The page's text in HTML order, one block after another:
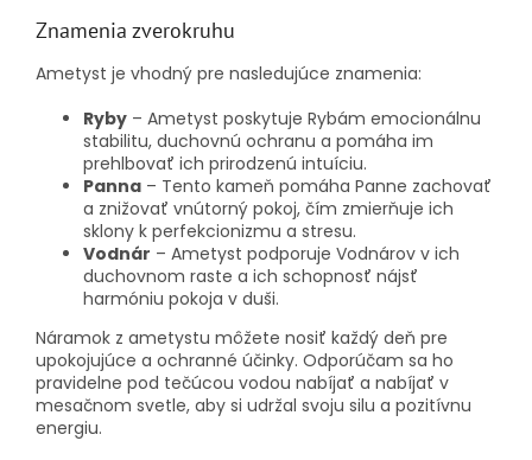
Znamenia zverokruhu
Ametyst je vhodný pre nasledujúce znamenia:
Ryby – Ametyst poskytuje Rybám emocionálnu
stabilitu, duchovnú ochranu a pomáha im
prehlbovať ich prirodzenú intuíciu.
Panna – Tento kameň pomáha Panne zachovať
a znižovať vnútorný pokoj, čím zmierňuje ich
sklony k perfekcionizmu a stresu.
Vodnár – Ametyst podporuje Vodnárov v ich
duchovnom raste a ich schopnosť nájsť
harmóniu pokoja v duši.
Náramok z ametystu môžete nosiť každý deň pre
upokojujúce a ochranné účinky. Odporúčam sa ho
pravidelne pod tečúcou vodou nabíjať a nabíjať v
mesačnom svetle, aby si udržal svoju silu a pozitívnu
energiu.